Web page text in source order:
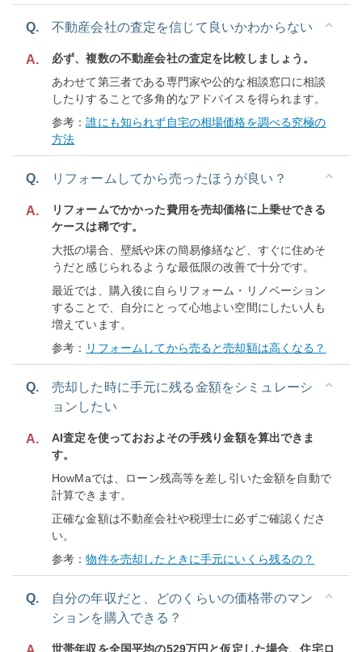
Q. 不動産会社の査定を信じて良いかわからない
A.
必ず、複数の不動産会社の査定を比較しましょう。
あわせて第三者である専門家や公的な相談窓口に相談
したりすることで多角的なアドバイスを得られます。
参考：誰にも知られず自宅の相場価格を調べる究極の
方法
Q. リフォームしてから売ったほうが良い？
A.
リフォームでかかった費用を売却価格に上乗せできる
ケースは稀です。
大抵の場合、壁紙や床の簡易修繕など、すぐに住めそ
うだと感じられるような最低限の改善で十分です。
最近では、購入後に自らリフォーム・リノベーション
することで、自分にとって心地よい空間にしたい人も
増えています。
参考： リフォームしてから売ると売却額は高くなる？
Q.
売却した時に手元に残る金額をシミュレーシ
ョンしたい
A.
AI査定を使っておおよその手残り金額を算出できま
す。
HowMaでは、ローン残高等を差し引いた金額を自動で
計算できます。
正確な金額は不動産会社や税理士に必ずご確認くださ
い。
参考：物件を売却したときに手元にいくら残るの？
Q.
自分の年収だと、どのくらいの価格帯のマン
ションを購入できる？
世帯年収を全国平均の529万円と仮定した場合、住宅ロ